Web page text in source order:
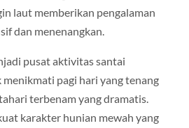
laut memberikan pengalaman
dan menenangkan.
pusat aktivitas santai
pagi hari yang tenang
terbenam yang dramatis.
karakter hunian mewah yang